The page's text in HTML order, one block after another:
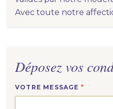
Avec toute notre
Déposez vos
VOTRE MESSAGE *